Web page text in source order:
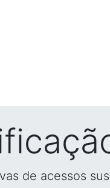
de acessos